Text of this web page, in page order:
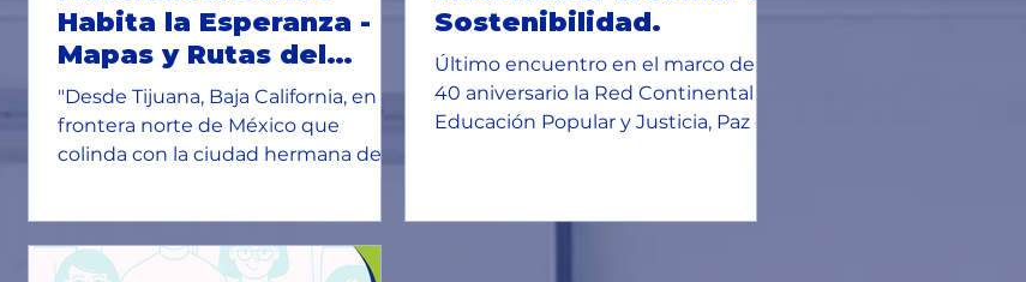
Habita la Esperanza -
Mapas y Rutas del
Cambio
"Desde Tijuana, Baja California, en la
frontera norte de México que
colinda con la ciudad hermana de
directora del Instituto Madre
Asunta, nos comparte dónde habita
Sostenibilidad.
Último encuentro en el marco del
40 aniversario la Red Continental de
Educación Popular y Justicia, Paz e